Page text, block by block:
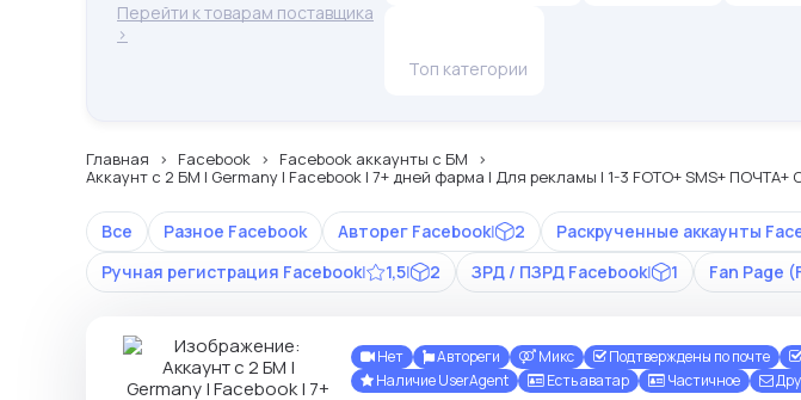
Перейти к товарам поставщика
>
Топ категории
Главная Facebook
Facebook аккаунты с БМ
Аккаунт с 2 БМ | Germany | Facebook | 7+ дней фарма | Для рекламы | 1-3 FOTO+ SMS+
Все Разное Facebook Авторег Facebook| 2 Раскрученные аккаунты
Ручная регистрация Facebook| 1,5| 2 ЗРД / ПЗРД Facebook| 1 Fan Page
Нет Автореги Микс Подтверждены по почте
Наличие UserAgent
Есть аватар Частичное